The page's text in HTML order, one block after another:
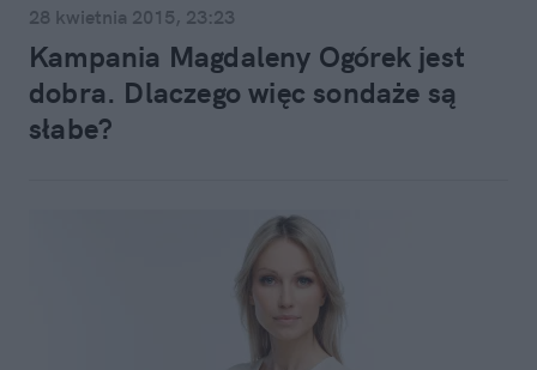
28 kwietnia 2015, 23:23
Kampania Magdaleny Ogórek jest
dobra. Dlaczego więc sondaże są
słabe?